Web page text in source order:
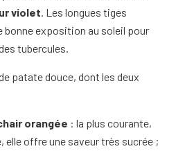
violet . Les longues tiges
exposition au soleil pour
tubercules.
patate douce, dont les deux
orangée : la plus courante,
offre une saveur très sucrée ;